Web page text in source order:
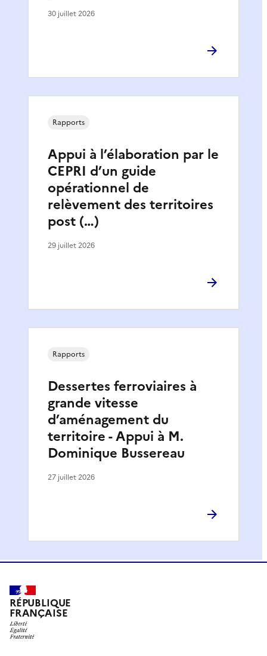
30 juillet 2026
Appui à l’élaboration par le
CEPRI d’un guide
opérationnel de
relèvement des territoires
post (…)
Rapports
29 juillet 2026
Dessertes ferroviaires à
grande vitesse
d’aménagement du
territoire - Appui à M.
Dominique Bussereau
Rapports
27 juillet 2026
RÉPUBLIQUE
FRANÇAISE